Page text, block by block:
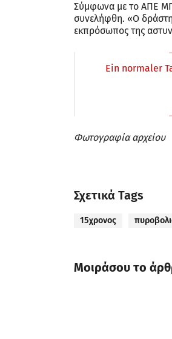
Σύμφωνα με το ΑΠΕ
συνελήφθη. «Ο
εκπρόσωπος της
Ein normaler
Φωτογραφία αρχείου
Σχετικά Tags
15χρονος
Μοιράσου το